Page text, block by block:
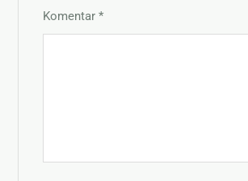
Komentar*